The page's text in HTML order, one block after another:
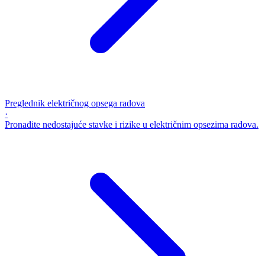
Preglednik električnog opsega radova
·
Pronađite nedostajuće stavke i rizike u električnim opsezima radova.